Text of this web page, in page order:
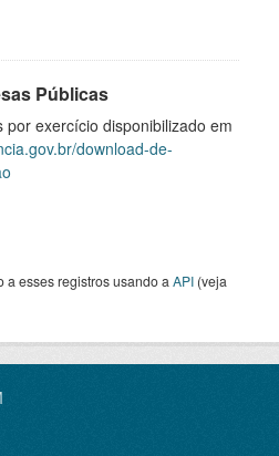
Públicas
por exercício disponibilizado em
download-de-
a esses registros usando a API (veja